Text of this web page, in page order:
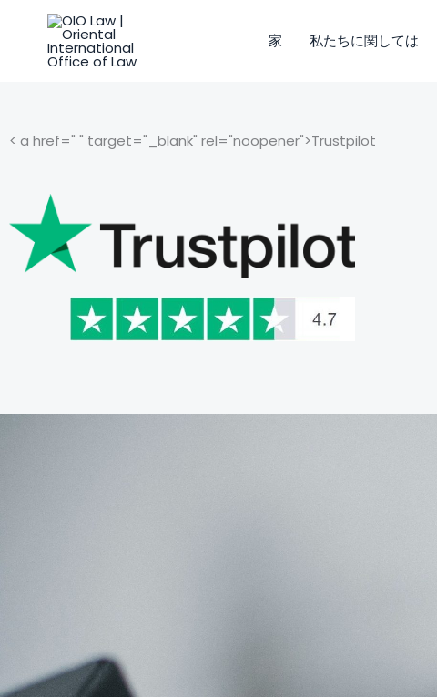
に
プ
家 私たちに関しては
< a href=" " target="_blank" rel="noopener">Trustpilot